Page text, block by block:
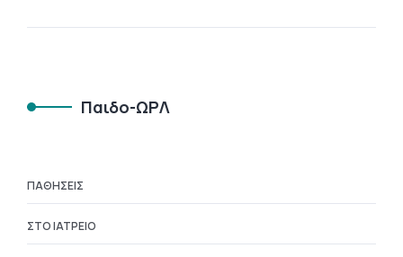
Παιδο-ΩΡΛ
ΠΑΘΉΣΕΙΣ
ΣΤΟ ΙΑΤΡΕΊΟ